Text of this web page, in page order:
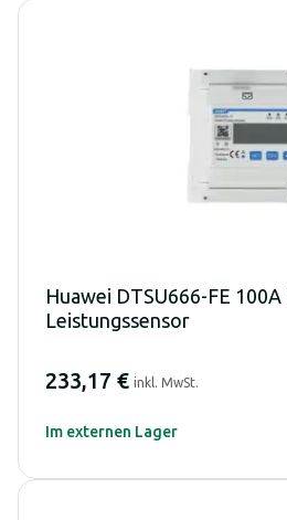
Huawei DTSU666-FE
Leistungssensor
233,17 € inkl. MwSt.
Im externen Lager